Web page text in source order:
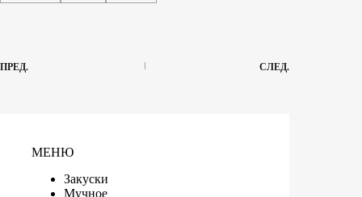
ПРЕД. СЛЕД.
МЕНЮ
Закуски
Мучное